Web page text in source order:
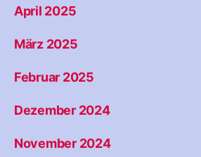
April 2025
März 2025
Februar 2025
Dezember 2024
November 2024